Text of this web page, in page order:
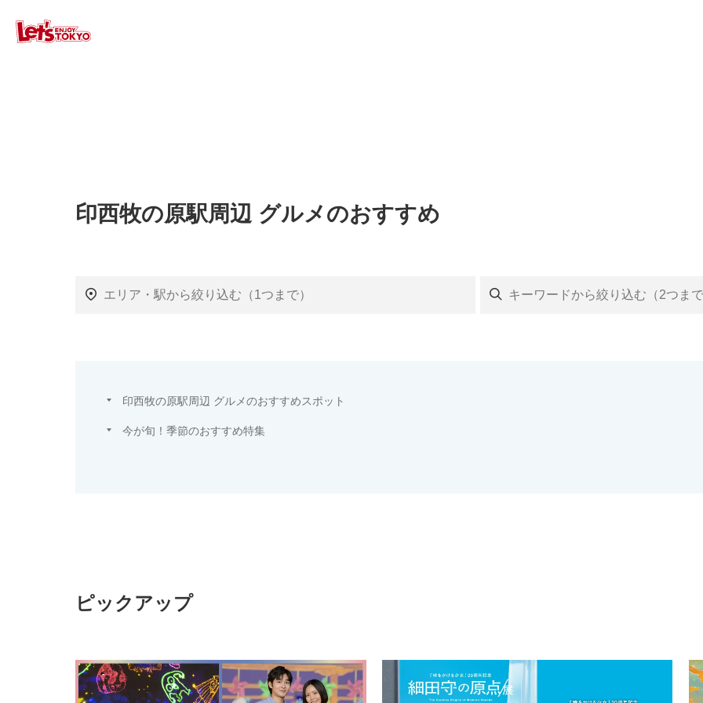
印西牧の原駅周辺 グルメのおすすめ
印西牧の原駅周辺 グルメのおすすめスポット
今が旬！季節のおすすめ特集
ピックアップ